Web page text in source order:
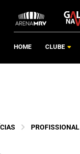
HOME CLUBE
PROFISSIONAL